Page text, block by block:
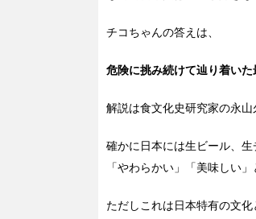
チコちゃんの答えは、
危険に挑み続けて辿り着い
解説は食文化史研究家の永山
確かに日本には生ビール、生
「やわらかい」「美味しい
ただしこれは日本特有の文